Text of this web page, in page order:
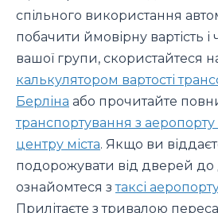
спільного використання
побачити ймовірну вартість і
вашої групи, скористайтеся
калькулятором вартості
Берліна або прочитайте
транспортування з
центру міста. Якщо ви
подорожувати від дверей
ознайомтеся зтаксі
Прилітаєте з тривалою